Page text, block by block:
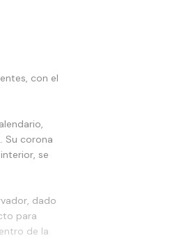
con el
Su corona
se
dado
para
de la